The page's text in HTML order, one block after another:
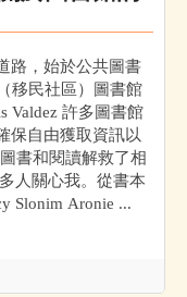
路，始於公共圖書
移民社區）圖書館
許多圖書館
保自由獲取資訊以
書和閱讀解救了相
人關心我。從書本
Aronie ...